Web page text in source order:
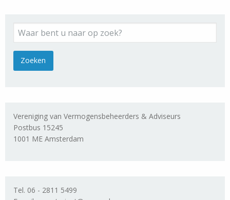
Vereniging van Vermogensbeheerders & Adviseurs
Postbus 15245
1001 ME Amsterdam
Tel. 06 - 2811 5499